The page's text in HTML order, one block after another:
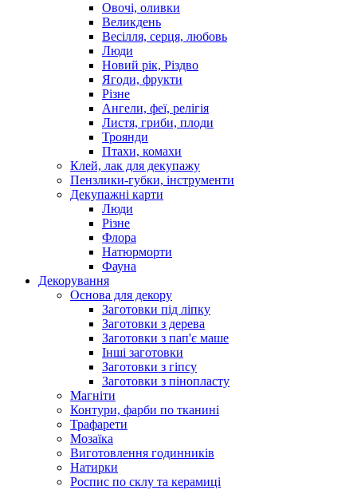
Овочі, оливки
Великдень
Весілля, серця, любовь
Люди
Новий рік, Різдво
Ягоди, фрукти
Різне
Ангели, феї, релігія
Листя, гриби, плоди
Троянди
Птахи, комахи
Клей, лак для декупажу
Пензлики-губки, інструменти
Декупажні карти
Люди
Різне
Флора
Натюрморти
Фауна
Декорування
Основа для декору
Заготовки під ліпку
Заготовки з дерева
Заготовки з пап'є маше
Інші заготовки
Заготовки з гіпсу
Заготовки з пінопласту
Магніти
Контури, фарби по тканині
Трафарети
Мозаїка
Виготовлення годинників
Натирки
Роспис по склу та керамиці